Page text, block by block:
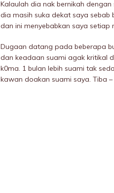
Kalaulah dia nak bernikah
dia masih suka dekat saya
dan ini menyebabkan saya
Dugaan datang pada beberapa
dan keadaan suami agak kritikaI
k0ma. 1 bulan lebih suami tak
kawan doakan suami saya. Tiba